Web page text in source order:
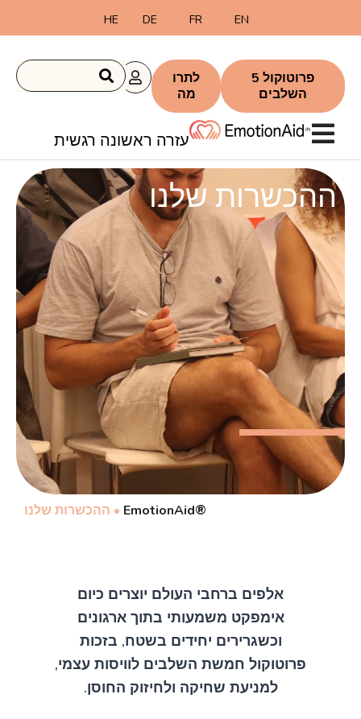
EN
FR
DE
HE
עזרה ראשונה רגשית
פרוטוקול 5
השלבים
לתרו
מה
ההכשרות שלנו
®EmotionAid
• ההכשרות שלנו
אלפים ברחבי העולם יוצרים כיום
אימפקט משמעותי בתוך ארגונים
וכשגרירים יחידים בשטח, בזכות
פרוטוקול חמשת השלבים לוויסות עצמי,
למניעת שחיקה ולחיזוק החוסן.